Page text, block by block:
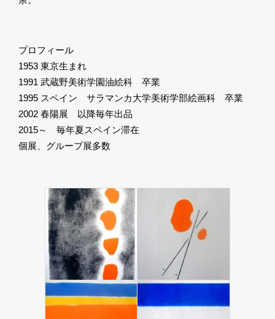
プロフィール
1953 東京生まれ
1991 武蔵野美術学園油絵科 卒業
1995 スペイン サラマンカ大学美術学部絵画科 卒業
2002 春陽展 以降毎年出品
2015～ 毎年夏スペイン滞在
個展、グループ展多数